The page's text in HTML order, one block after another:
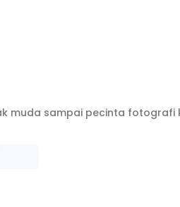
muda sampai pecinta fotografi